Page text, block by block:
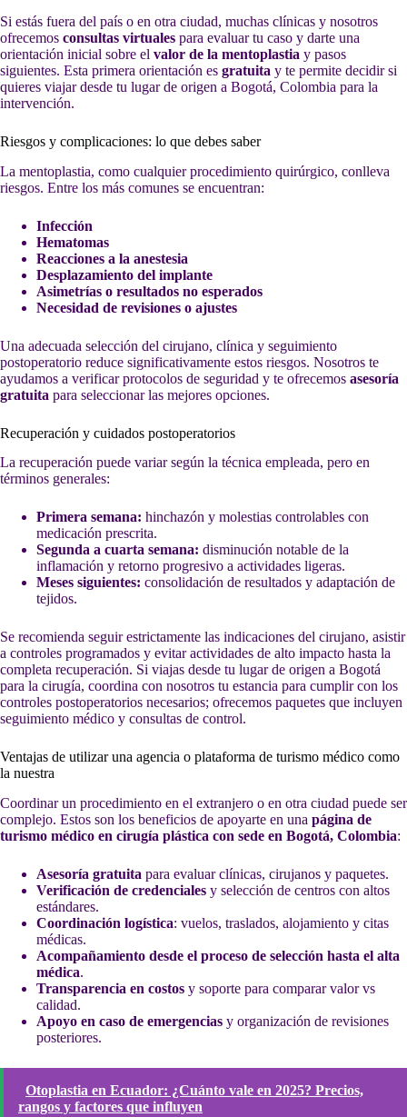
Si estás fuera del país o en otra ciudad, muchas clínicas y nosotros
ofrecemos consultas virtuales para evaluar tu caso y darte una
orientación inicial sobre el valor de la mentoplastia y pasos
siguientes. Esta primera orientación es gratuita y te permite decidir si
quieres viajar desde tu lugar de origen a Bogotá, Colombia para la
intervención.
Riesgos y complicaciones: lo que debes saber
La mentoplastia, como cualquier procedimiento quirúrgico, conlleva
riesgos. Entre los más comunes se encuentran:
Infección
Hematomas
Reacciones a la anestesia
Desplazamiento del implante
Asimetrías o resultados no esperados
Necesidad de revisiones o ajustes
Una adecuada selección del cirujano, clínica y seguimiento
postoperatorio reduce significativamente estos riesgos. Nosotros te
ayudamos a verificar protocolos de seguridad y te ofrecemos asesoría
gratuita para seleccionar las mejores opciones.
Recuperación y cuidados postoperatorios
La recuperación puede variar según la técnica empleada, pero en
términos generales:
Primera semana: hinchazón y molestias controlables con
medicación prescrita.
Segunda a cuarta semana: disminución notable de la
inflamación y retorno progresivo a actividades ligeras.
Meses siguientes: consolidación de resultados y adaptación de
tejidos.
Se recomienda seguir estrictamente las indicaciones del cirujano, asistir
a controles programados y evitar actividades de alto impacto hasta la
completa recuperación. Si viajas desde tu lugar de origen a Bogotá
para la cirugía, coordina con nosotros tu estancia para cumplir con los
controles postoperatorios necesarios; ofrecemos paquetes que incluyen
seguimiento médico y consultas de control.
Ventajas de utilizar una agencia o plataforma de turismo médico como
la nuestra
Coordinar un procedimiento en el extranjero o en otra ciudad puede ser
complejo. Estos son los beneficios de apoyarte en una página de
turismo médico en cirugía plástica con sede en Bogotá, Colombia:
Asesoría gratuita para evaluar clínicas, cirujanos y paquetes.
Verificación de credenciales y selección de centros con altos
estándares.
Coordinación logística: vuelos, traslados, alojamiento y citas
médicas.
Acompañamiento desde el proceso de selección hasta el alta
médica.
Transparencia en costos y soporte para comparar valor vs
calidad.
Apoyo en caso de emergencias y organización de revisiones
posteriores.
Otoplastia en Ecuador: ¿Cuánto vale en 2025? Precios,
rangos y factores que influyen